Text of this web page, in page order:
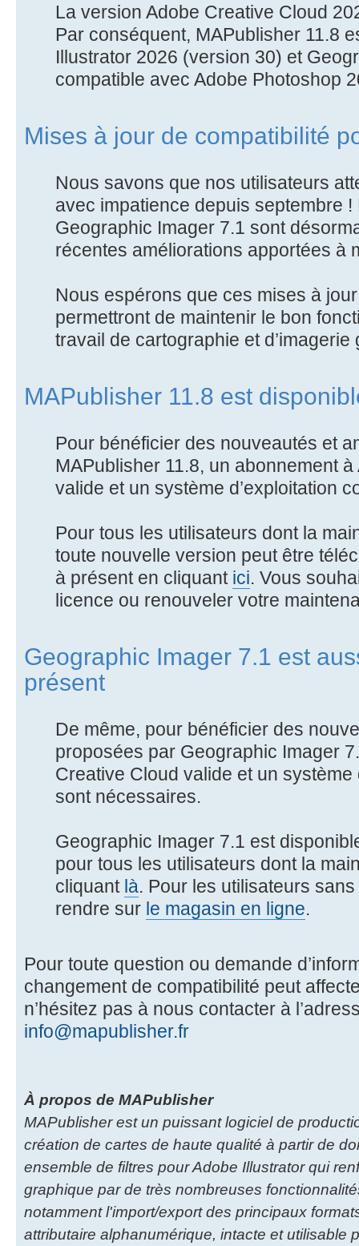
La version Adobe Creative Cloud
Par conséquent, MAPublisher 11.8
Illustrator 2026 (version 30) et
compatible avec Adobe Photoshop
Mises à jour de compatibilité
Nous savons que nos utilisateurs
avec impatience depuis septembre !
Geographic Imager 7.1 sont
récentes améliorations apportées à
Nous espérons que ces mises à
permettront de maintenir le bon
travail de cartographie et d’imagerie
MAPublisher 11.8 est
Pour bénéficier des nouveautés et
MAPublisher 11.8, un abonnement
valide et un système d’exploitation
Pour tous les utilisateurs dont la
toute nouvelle version peut être
à présent en cliquant ici. Vous
licence ou renouveler votre
Geographic Imager 7.1 est
présent
De même, pour bénéficier des
proposées par Geographic Imager
Creative Cloud valide et un système
sont nécessaires.
Geographic Imager 7.1 est
pour tous les utilisateurs dont la
cliquant là. Pour les utilisateurs
rendre sur le magasin en ligne.
Pour toute question ou demande
changement de compatibilité peut
n’hésitez pas à nous contacter à
info@mapublisher.fr
À propos de MAPublisher
MAPublisher est un puissant logiciel de
création de cartes de haute qualité à partir de
ensemble de filtres pour Adobe Illustrator qui
graphique par de très nombreuses
notamment l'import/export des principaux
attributaire alphanumérique, intacte et utilisable